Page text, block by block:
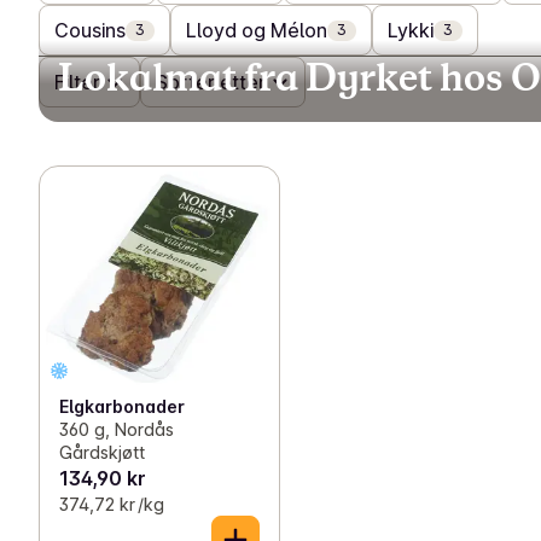
Cousins 3 Lloyd og Mélon 3 Lykki 3
Filter Sorter etter
Lokalmat fra Dyrket hos
Elgkarbonader
360 g, Nordås
Gårdskjøtt
134,90 kr
374,72 kr /kg